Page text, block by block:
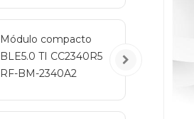
Módulo compacto
BLE5.0 TI CC2340R5
RF-BM-2340A2